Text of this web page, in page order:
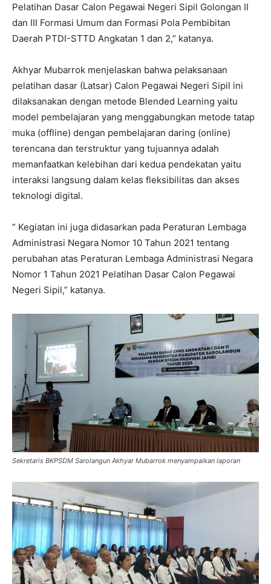
Pelatihan Dasar Calon Pegawai Negeri Sipil Golongan II
dan III Formasi Umum dan Formasi Pola Pembibitan
Daerah PTDI-STTD Angkatan 1 dan 2,” katanya.
Akhyar Mubarrok menjelaskan bahwa pelaksanaan
pelatihan dasar (Latsar) Calon Pegawai Negeri Sipil ini
dilaksanakan dengan metode Blended Learning yaitu
model pembelajaran yang menggabungkan metode tatap
muka (offline) dengan pembelajaran daring (online)
terencana dan terstruktur yang tujuannya adalah
memanfaatkan kelebihan dari kedua pendekatan yaitu
interaksi langsung dalam kelas fleksibilitas dan akses
teknologi digital.
” Kegiatan ini juga didasarkan pada Peraturan Lembaga
Administrasi Negara Nomor 10 Tahun 2021 tentang
perubahan atas Peraturan Lembaga Administrasi Negara
Nomor 1 Tahun 2021 Pelatihan Dasar Calon Pegawai
Negeri Sipil,” katanya.
Sekretaris BKPSDM Sarolangun Akhyar Mubarrok menyampaikan laporan